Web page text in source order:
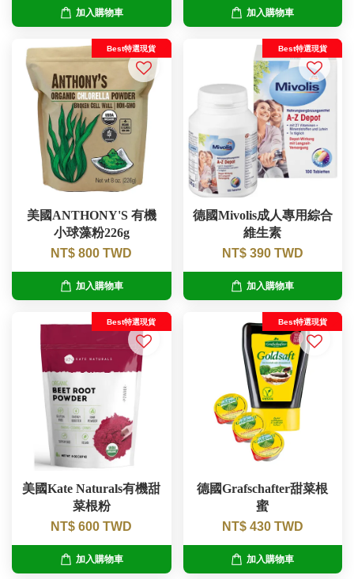
加入購物車 加入購物車
Best特選現貨
美國ANTHONY'S 有機
小球藻粉226g
NT$ 800 TWD
加入購物車
Best特選現貨
德國Mivolis成人專用綜合
維生素
NT$ 390 TWD
加入購物車
Best特選現貨
美國Kate Naturals有機甜
菜根粉
NT$ 600 TWD
加入購物車
Best特選現貨
德國Grafschafter甜菜根
蜜
NT$ 430 TWD
加入購物車